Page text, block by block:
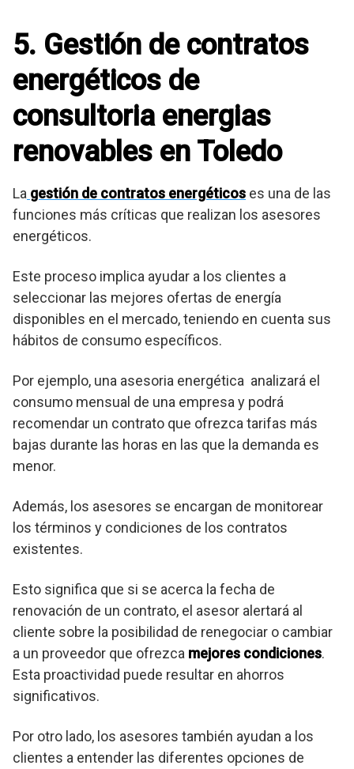
5. Gestión de contratos
energéticos de
consultoria energias
renovables en Toledo
La gestión de contratos energéticos es una de las
funciones más críticas que realizan los asesores
energéticos.
Este proceso implica ayudar a los clientes a
seleccionar las mejores ofertas de energía
disponibles en el mercado, teniendo en cuenta sus
hábitos de consumo específicos.
Por ejemplo, una asesoria energética analizará el
consumo mensual de una empresa y podrá
recomendar un contrato que ofrezca tarifas más
bajas durante las horas en las que la demanda es
menor.
Además, los asesores se encargan de monitorear
los términos y condiciones de los contratos
existentes.
Esto significa que si se acerca la fecha de
renovación de un contrato, el asesor alertará al
cliente sobre la posibilidad de renegociar o cambiar
a un proveedor que ofrezca mejores condiciones.
Esta proactividad puede resultar en ahorros
significativos.
Por otro lado, los asesores también ayudan a los
clientes a entender las diferentes opciones de